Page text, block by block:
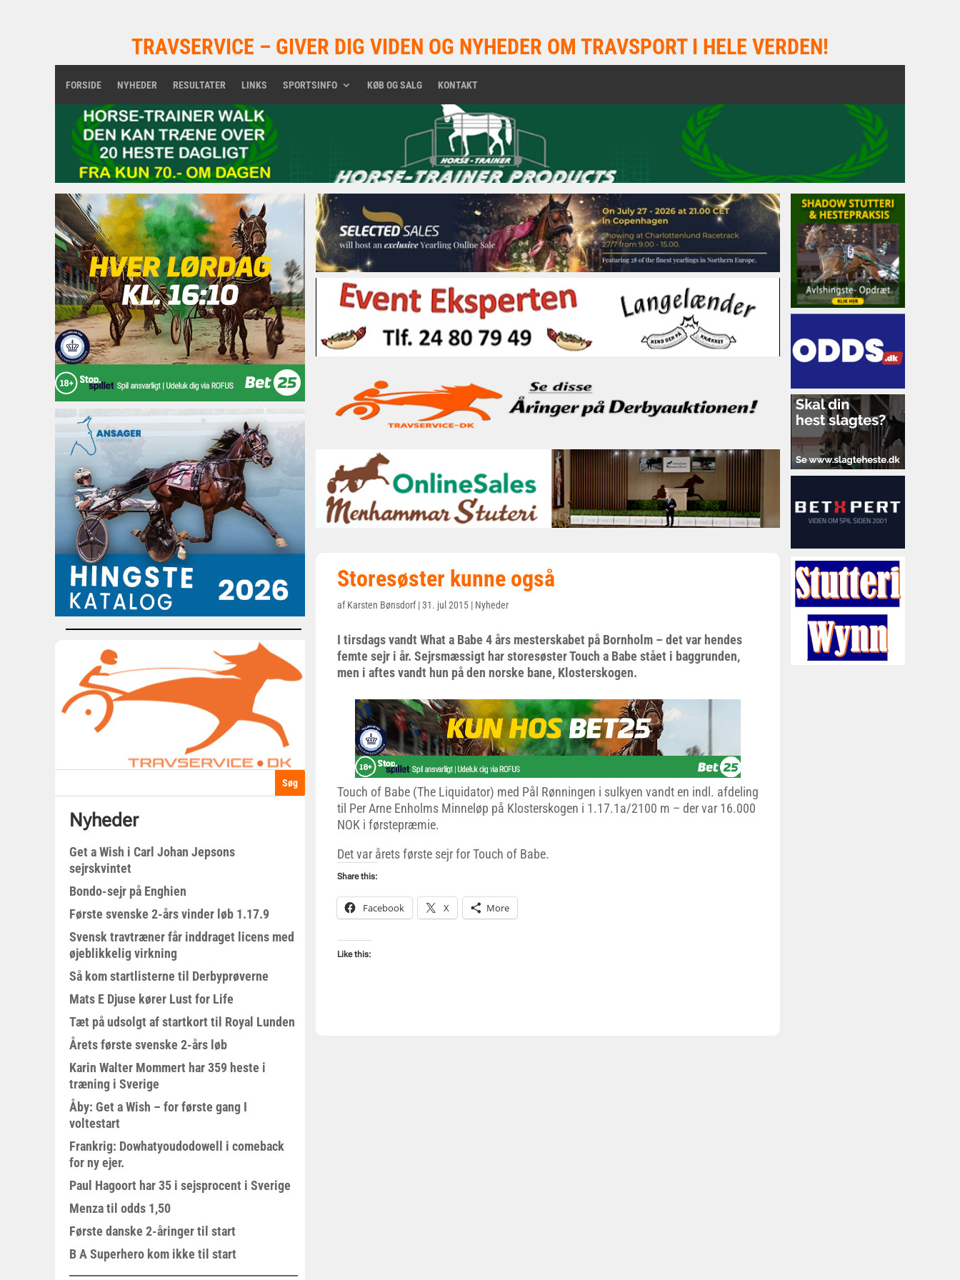
TRAVSERVICE – GIVER DIG VIDEN OG NYHEDER OM TRAVSPORT I HELE VERDEN!
FORSIDE NYHEDER RESULTATER LINKS SPORTSINFO KØB OG SALG KONTAKT
Nyheder
Get a Wish i Carl Johan Jepsons
sejrskvintet
Bondo-sejr på Enghien
Første svenske 2-års vinder løb 1.17.9
Svensk travtræner får inddraget licens med
øjeblikkelig virkning
Så kom startlisterne til Derbyprøverne
Mats E Djuse kører Lust for Life
Tæt på udsolgt af startkort til Royal Lunden
Årets første svenske 2-års løb
Karin Walter Mommert har 359 heste i
træning i Sverige
Åby: Get a Wish – for første gang I
voltestart
Frankrig: Dowhatyoudodowell i comeback
for ny ejer.
Paul Hagoort har 35 i sejsprocent i Sverige
Menza til odds 1,50
Første danske 2-åringer til start
B A Superhero kom ikke til start
Storesøster kunne også
afKarsten Bønsdorf|31. jul 2015 | Nyheder
I tirsdags vandt What a Babe 4 års mesterskabet på Bornholm – det var hendes
femte sejr i år. Sejrsmæssigt har storesøster Touch a Babe stået i baggrunden,
men i aftes vandt hun på den norske bane, Klosterskogen.
Touch of Babe (The Liquidator) med Pål Rønningen i sulkyen vandt en indl. afdeling
til Per Arne Enholms Minneløp på Klosterskogen i 1.17.1a/2100 m – der var 16.000
NOK i førstepræmie.
Det var årets første sejr for Touch of Babe.
Share this:
Facebook X More
Like this: